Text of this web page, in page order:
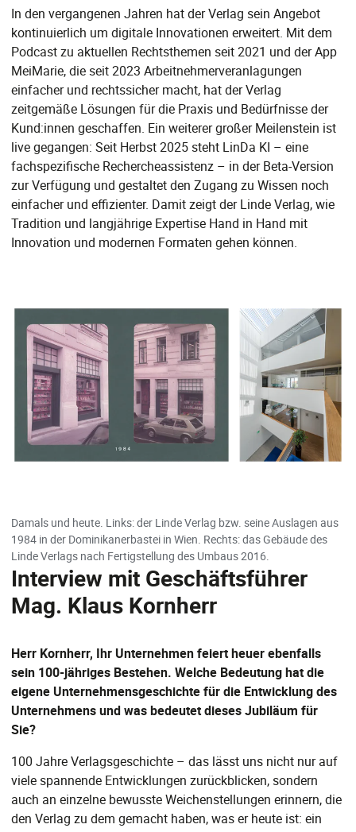
In den vergangenen Jahren hat der Verlag sein Angebot
kontinuierlich um digitale Innovationen erweitert. Mit dem
Podcast zu aktuellen Rechtsthemen seit 2021 und der App
MeiMarie, die seit 2023 Arbeitnehmerveranlagungen
einfacher und rechtssicher macht, hat der Verlag
zeitgemäße Lösungen für die Praxis und Bedürfnisse der
Kund:innen geschaffen. Ein weiterer großer Meilenstein ist
live gegangen: Seit Herbst 2025 steht LinDa KI – eine
fachspezifische Rechercheassistenz – in der Beta-Version
zur Verfügung und gestaltet den Zugang zu Wissen noch
einfacher und effizienter. Damit zeigt der Linde Verlag, wie
Tradition und langjährige Expertise Hand in Hand mit
Innovation und modernen Formaten gehen können.
Damals und heute. Links: der Linde Verlag bzw. seine Auslagen aus
1984 in der Dominikanerbastei in Wien. Rechts: das Gebäude des
Linde Verlags nach Fertigstellung des Umbaus 2016.
Interview mit Geschäftsführer
Mag. Klaus Kornherr
Herr Kornherr, Ihr Unternehmen feiert heuer ebenfalls
sein 100-jähriges Bestehen. Welche Bedeutung hat die
eigene Unternehmensgeschichte für die Entwicklung des
Unternehmens und was bedeutet dieses Jubiläum für
Sie?
100 Jahre Verlagsgeschichte – das lässt uns nicht nur auf
viele spannende Entwicklungen zurückblicken, sondern
auch an einzelne bewusste Weichenstellungen erinnern, die
den Verlag zu dem gemacht haben, was er heute ist: ein